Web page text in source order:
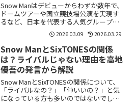
Snow Manはデビューからわずか数年で、
ドームツアーや国立競技場公演を実現す
るなど、日本を代表する人気グループへ
と成長しました。「なぜここまで人気な
の？」「売れた理由は？」と気になって
いる方も多いようです。Snow Manの人気
は、ひと...
2026.03.09 2026.03.29
Snow ManとSixTONESの関係
は？ライバルじゃない理由を高地
優吾の発言から解説
Snow ManとSixTONESの関係について、
「ライバルなの？」「仲いいの？」と気
になっている方も多いのではないでしょ